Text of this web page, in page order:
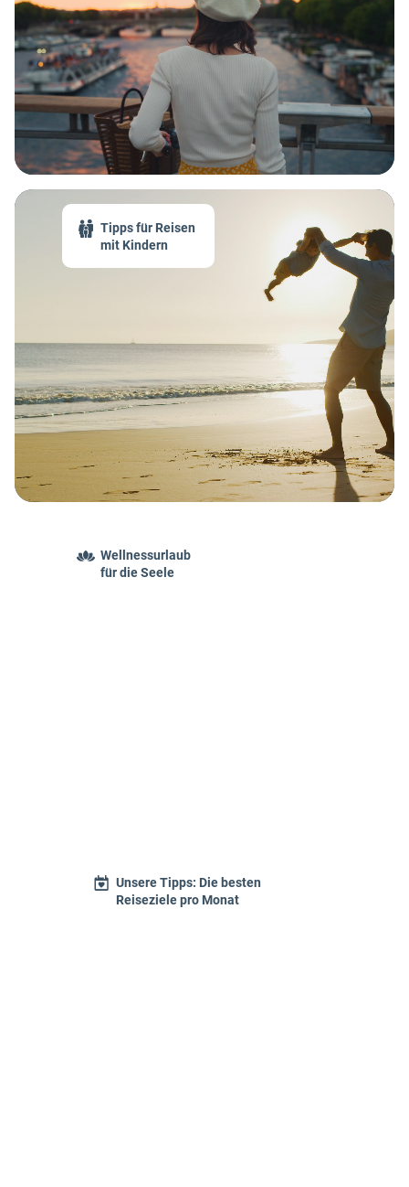
Tipps für Reisen
mit Kindern
Wellnessurlaub
für die Seele
Unsere Tipps: Die besten
Reiseziele pro Monat